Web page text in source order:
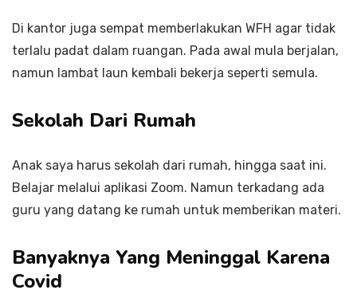
Di kantor juga sempat memberlakukan WFH agar tidak
terlalu padat dalam ruangan. Pada awal mula berjalan,
namun lambat laun kembali bekerja seperti semula.
Sekolah Dari Rumah
Anak saya harus sekolah dari rumah, hingga saat ini.
Belajar melalui aplikasi Zoom. Namun terkadang ada
guru yang datang ke rumah untuk memberikan materi.
Banyaknya Yang Meninggal Karena
Covid